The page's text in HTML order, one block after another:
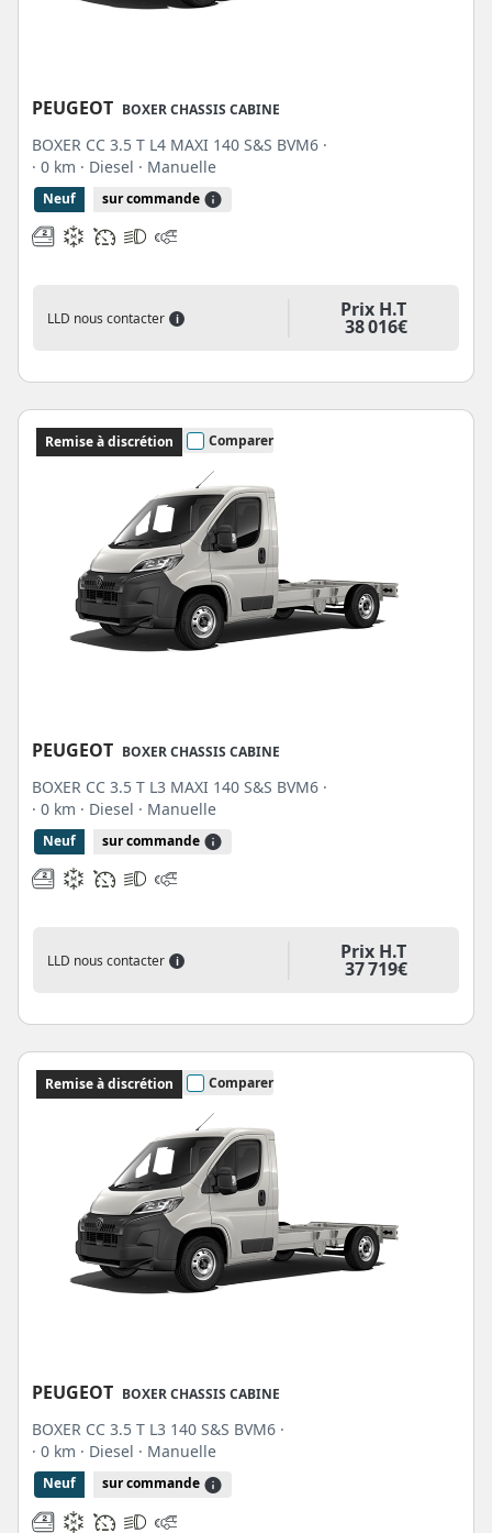
PEUGEOT BOXER CHASSIS CABINE
BOXER CC 3.5 T L4 MAXI 140 S&S BVM6 ·
· 0 km · Diesel · Manuelle
Neuf sur commande
LLD nous contacter i Prix H.T
38 016€
Remise à discrétion Comparer
PEUGEOT BOXER CHASSIS CABINE
BOXER CC 3.5 T L3 MAXI 140 S&S BVM6 ·
· 0 km · Diesel · Manuelle
Neuf sur commande
LLD nous contacter i Prix H.T
37 719€
Remise à discrétion Comparer
PEUGEOT BOXER CHASSIS CABINE
BOXER CC 3.5 T L3 140 S&S BVM6 ·
· 0 km · Diesel · Manuelle
Neuf sur commande